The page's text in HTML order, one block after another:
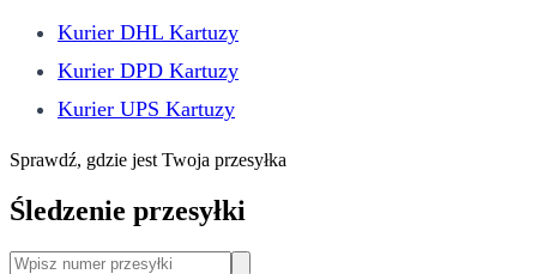
Kurier DHL Kartuzy
Kurier DPD Kartuzy
Kurier UPS Kartuzy
Sprawdź, gdzie jest Twoja przesyłka
Śledzenie przesyłki